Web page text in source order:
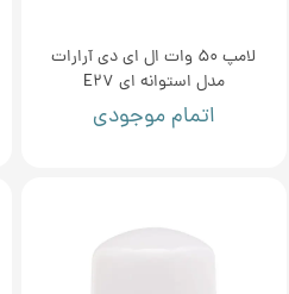
لامپ 50 وات ال ای دی آرارات
مدل استوانه ای E27
اتمام موجودی